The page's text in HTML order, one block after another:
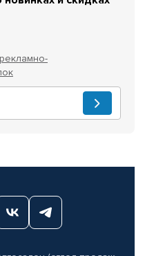
рекламно-